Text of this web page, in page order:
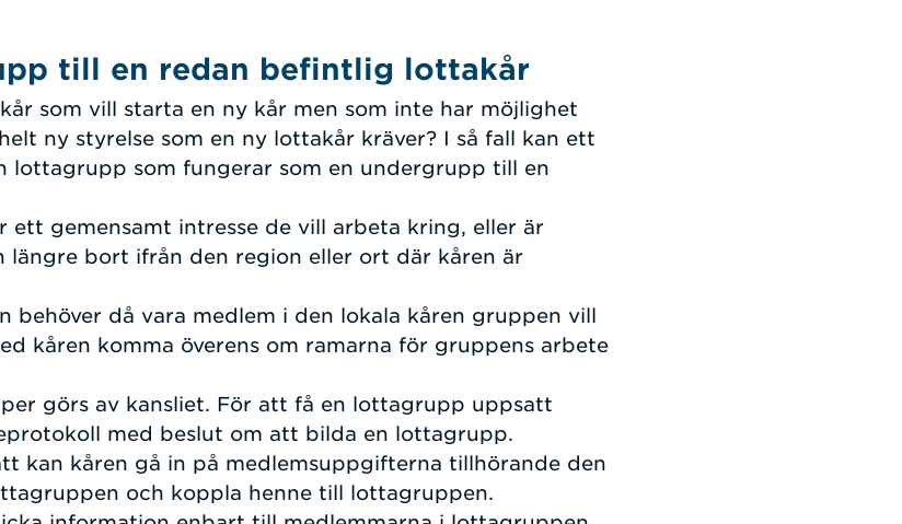
till en redan befintlig lottakår
som vill starta en ny kår men som inte har möjlighet
ny styrelse som en ny lottakår kräver? I så fall kan ett
lottagrupp som fungerar som en undergrupp till en
ett gemensamt intresse de vill arbeta kring, eller är
längre bort ifrån den region eller ort där kåren är
behöver då vara medlem i den lokala kåren gruppen vill
kåren komma överens om ramarna för gruppens arbete
görs av kansliet. För att få en lottagrupp uppsatt
med beslut om att bilda en lottagrupp.
kan kåren gå in på medlemsuppgifterna tillhörande den
och koppla henne till lottagruppen.